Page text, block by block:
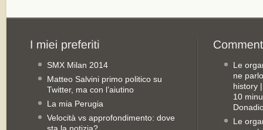
SMX Milan 2014
Matteo Salvini primo politico su
Twitter, ma con l’aiutino
La mia Perugia
Velocità vs approfondimento: dove
Le
ne
history
10
Le